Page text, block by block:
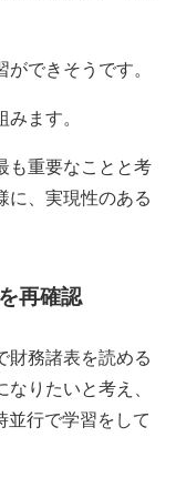
できそうです。
ます。
も重要なことと考
に、実現性のある
再確認
財務諸表を読める
りたいと考え、
並行で学習をして